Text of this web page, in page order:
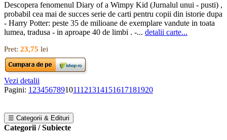
Descopera fenomenul Diary of a Wimpy Kid (Jurnalul unui - pusti) ,
probabil cea mai de succes serie de carti pentru copii din istorie dupa
- Harry Potter: peste 35 de milioane de exemplare vandute in toata
lumea, tradusa - in aproape 40 de limbi . -... detalii carte...
Pret: 23,75 lei
Vezi detalii
Pagini: 1 234567891011121314151617181920
☰ Categorii & Edituri
Categorii / Subiecte